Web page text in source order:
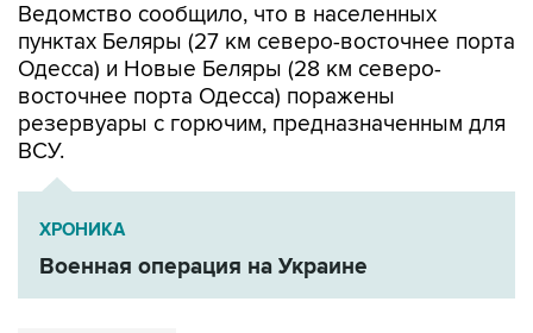
Ведомство сообщило, что в населенных
пунктах Беляры (27 км северо-восточнее порта
Одесса) и Новые Беляры (28 км северо-
восточнее порта Одесса) поражены
резервуары с горючим, предназначенным для
ВСУ.
ХРОНИКА
Военная операция на Украине